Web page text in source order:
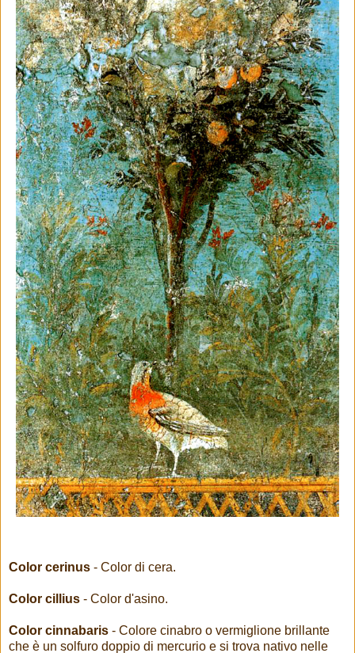
Color cerinus - Color di cera.
Color cillius - Color d'asino.
Color cinnabaris - Colore cinabro o vermiglione brillante
che è un solfuro doppio di mercurio e si trova nativo nelle